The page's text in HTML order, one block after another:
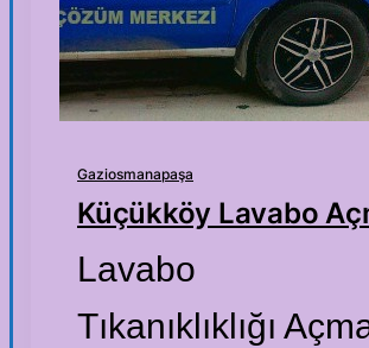
Gaziosmanapaşa
Küçükköy Lavabo
Lavabo
Tıkanıklıklığı